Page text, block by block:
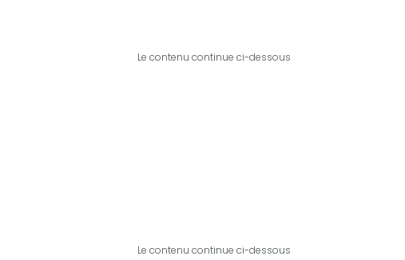
Le contenu continue ci-dessous
Le contenu continue ci-dessous